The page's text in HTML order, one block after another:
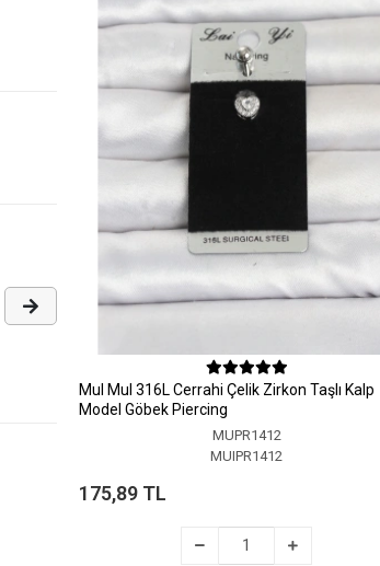
MuI MuI 316L Cerrahi Çelik Zirkon Taşlı Kalp
Model Göbek Piercing
MUPR1412
MUIPR1412
175,89 TL